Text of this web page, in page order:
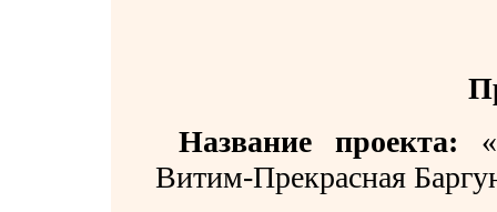
Название проекта:
Витим-Прекрасная